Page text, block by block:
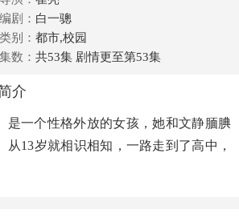
编剧： 白一骢
类别： 都市,校园
集数： 共53集 剧情更至第53集
介
是一个性格外放的女孩，她和文静腼腆
从13岁就相识相知，一路走到了高中，